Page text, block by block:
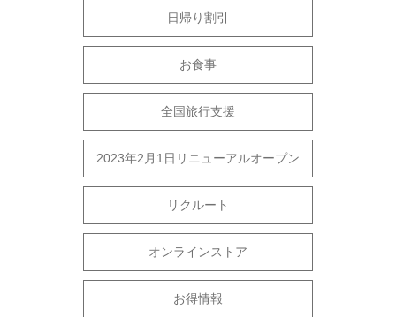
日帰り割引
お食事
全国旅行支援
2023年2月1日リニューアルオープン
リクルート
オンラインストア
お得情報